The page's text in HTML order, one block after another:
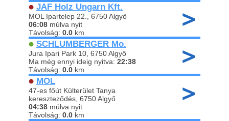
JAF Holz Ungarn Kft.
MOL Ipartelep 22., 6750 Algyő
06:08 múlva nyit
Távolság: 0.0 km
SCHLUMBERGER Mo.
Jura Ipari Park 10, 6750 Algyő
Ma még ennyi ideig nyitva: 22:38
Távolság: 0.0 km
MOL
47-es főút Külterület Tanya
kereszteződés, 6750 Algyő
04:38 múlva nyit
Távolság: 0.0 km